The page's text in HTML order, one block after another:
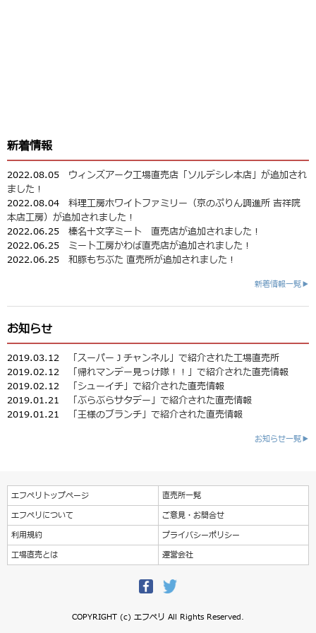
新着情報
2022.08.05 ウィンズアーク工場直売店「ソルデシレ本店」が追加され
ました！
2022.08.04 料理工房ホワイトファミリー（京のぷりん調進所 吉祥院
本店工房）が追加されました！
2022.06.25 榛名十文字ミート 直売店が追加されました！
2022.06.25 ミート工房かわば直売店が追加されました！
2022.06.25 和豚もちぶた 直売所が追加されました！
新着情報一覧▶
お知らせ
2019.03.12
「スーパーＪチャンネル」で紹介された工場直売所
2019.02.12
「帰れマンデー見っけ隊！！」で紹介された直売情報
2019.02.12
「シューイチ」で紹介された直売情報
2019.01.21
「ぶらぶらサタデー」で紹介された直売情報
2019.01.21
「王様のブランチ」で紹介された直売情報
お知らせ一覧▶
エフペリトップページ
直売所一覧
エフペリについて
ご意見・お問合せ
利用規約
プライバシーポリシー
工場直売とは
運営会社
COPYRIGHT (c) エフペリ All Rights Reserved.